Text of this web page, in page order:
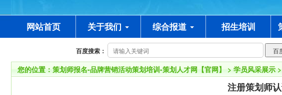
网站首页 关于我们 综合报道 招生培训
百度搜索：
您的位置： 策划师报名-品牌营销活动策划培训-策划人才网【官网】 > 学员风采展示 >
注册策划师认